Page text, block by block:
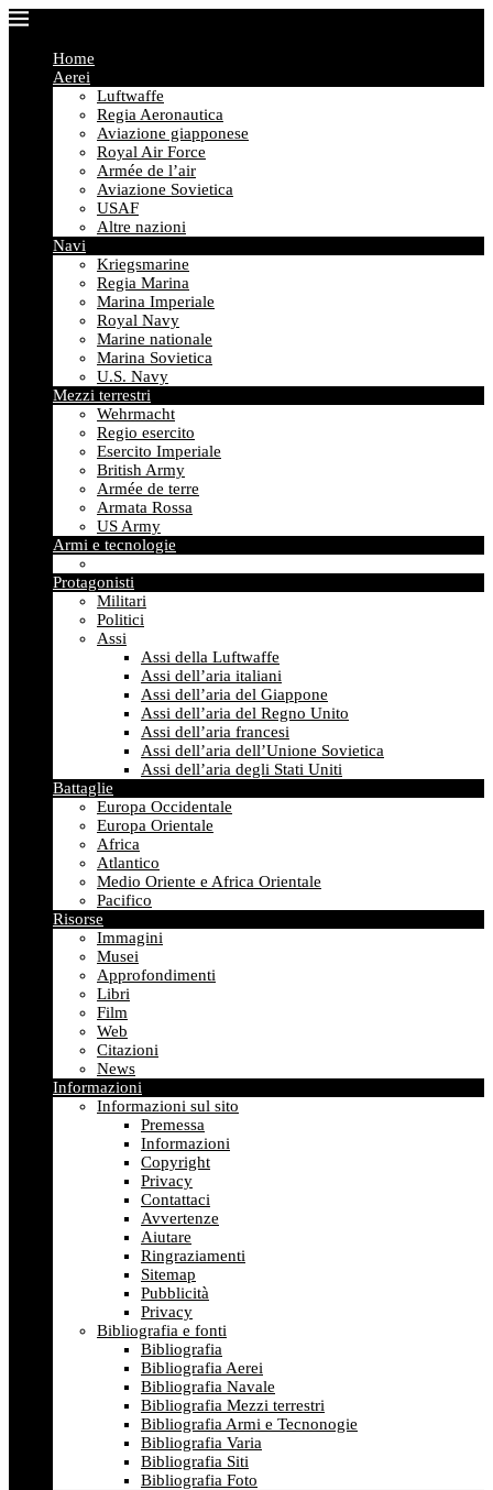
Home
Aerei
Luftwaffe
Regia Aeronautica
Aviazione giapponese
Royal Air Force
Armée de l’air
Aviazione Sovietica
USAF
Altre nazioni
Navi
Kriegsmarine
Regia Marina
Marina Imperiale
Royal Navy
Marine nationale
Marina Sovietica
U.S. Navy
Mezzi terrestri
Wehrmacht
Regio esercito
Esercito Imperiale
British Army
Armée de terre
Armata Rossa
US Army
Armi e tecnologie
Protagonisti
Militari
Politici
Assi
Assi della Luftwaffe
Assi dell’aria italiani
Assi dell’aria del Giappone
Assi dell’aria del Regno Unito
Assi dell’aria francesi
Assi dell’aria dell’Unione Sovietica
Assi dell’aria degli Stati Uniti
Battaglie
Europa Occidentale
Europa Orientale
Africa
Atlantico
Medio Oriente e Africa Orientale
Pacifico
Risorse
Immagini
Musei
Approfondimenti
Libri
Film
Web
Citazioni
News
Informazioni
Informazioni sul sito
Premessa
Informazioni
Copyright
Privacy
Contattaci
Avvertenze
Aiutare
Ringraziamenti
Sitemap
Pubblicità
Privacy
Bibliografia e fonti
Bibliografia
Bibliografia Aerei
Bibliografia Navale
Bibliografia Mezzi terrestri
Bibliografia Armi e Tecnonogie
Bibliografia Varia
Bibliografia Siti
Bibliografia Foto